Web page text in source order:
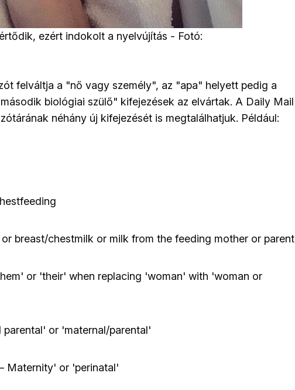
ezért indokolt a nyelvújítás - Fotó:
felváltja a "nő vagy személy", az "apa" helyett pedig a
biológiai szülő" kifejezések az elvártak. A Daily Mail
néhány új kifejezését is megtalálhatjuk. Például:
breast/chestmilk or milk from the feeding mother or parent
or 'their' when replacing 'woman' with 'woman or
or 'maternal/parental'
Maternity' or 'perinatal'